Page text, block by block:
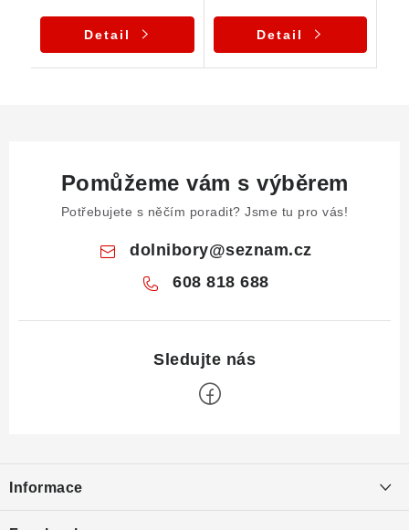
Detail Detail
Pomůžeme vám s výběrem
Potřebujete s něčím poradit? Jsme tu pro vás!
dolnibory@seznam.cz
608 818 688
p
a
Informace